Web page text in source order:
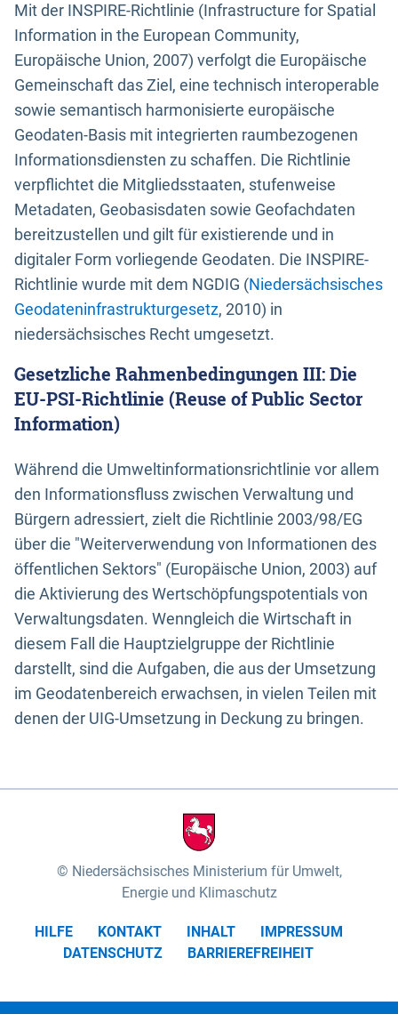
Mit der INSPIRE-Richtlinie (Infrastructure for Spatial
Information in the European Community,
Europäische Union, 2007) verfolgt die Europäische
Gemeinschaft das Ziel, eine technisch interoperable
sowie semantisch harmonisierte europäische
Geodaten-Basis mit integrierten raumbezogenen
Informationsdiensten zu schaffen. Die Richtlinie
verpflichtet die Mitgliedsstaaten, stufenweise
Metadaten, Geobasisdaten sowie Geofachdaten
bereitzustellen und gilt für existierende und in
digitaler Form vorliegende Geodaten. Die INSPIRE-
Richtlinie wurde mit dem NGDIG (Niedersächsisches
Geodateninfrastrukturgesetz, 2010) in
niedersächsisches Recht umgesetzt.
Gesetzliche Rahmenbedingungen III: Die
EU-PSI-Richtlinie (Reuse of Public Sector
Information)
Während die Umweltinformationsrichtlinie vor allem
den Informationsfluss zwischen Verwaltung und
Bürgern adressiert, zielt die Richtlinie 2003/98/EG
über die "Weiterverwendung von Informationen des
öffentlichen Sektors" (Europäische Union, 2003) auf
die Aktivierung des Wertschöpfungspotentials von
Verwaltungsdaten. Wenngleich die Wirtschaft in
diesem Fall die Hauptzielgruppe der Richtlinie
darstellt, sind die Aufgaben, die aus der Umsetzung
im Geodatenbereich erwachsen, in vielen Teilen mit
denen der UIG-Umsetzung in Deckung zu bringen.
Niedersächsisches Ministerium für Umwelt,
Energie und Klimaschutz
HILFE KONTAKT INHALT
IMPRESSUM
DATENSCHUTZ
BARRIEREFREIHEIT